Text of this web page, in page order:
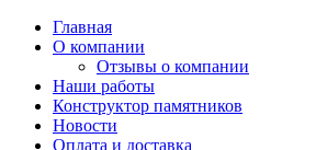
Главная
О компании
Отзывы о компании
Наши работы
Конструктор памятников
Новости
Оплата и доставка